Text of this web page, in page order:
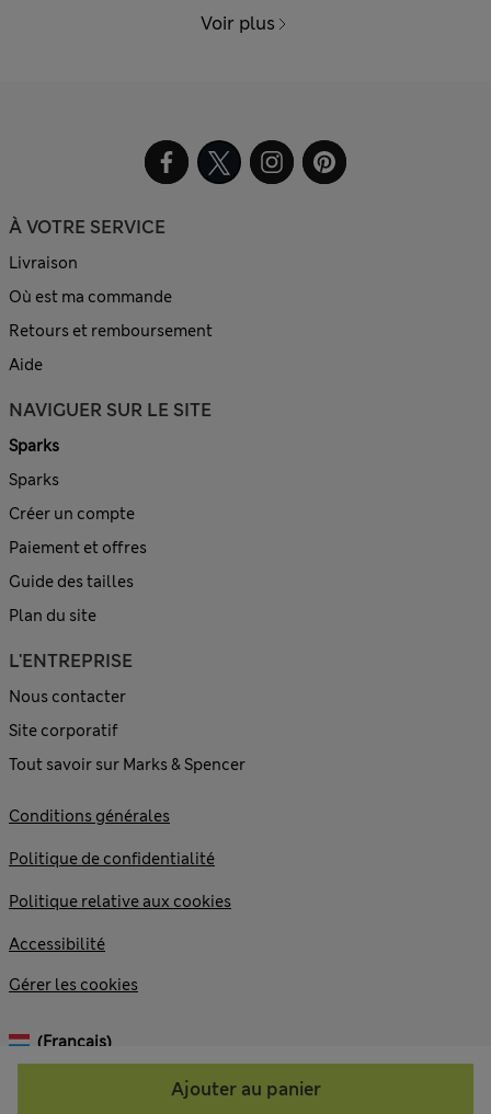
Ajouter au panier
Voir plus
À VOTRE SERVICE
Livraison
Où est ma commande
Retours et remboursement
Aide
NAVIGUER SUR LE SITE
Sparks
Sparks
Créer un compte
Paiement et offres
Guide des tailles
Plan du site
L'ENTREPRISE
Nous contacter
Site corporatif
Tout savoir sur Marks & Spencer
© 2026 Marks and Spencer plc
Conditions générales
Politique de confidentialité
Politique relative aux cookies
Accessibilité
Gérer les cookies
(français)